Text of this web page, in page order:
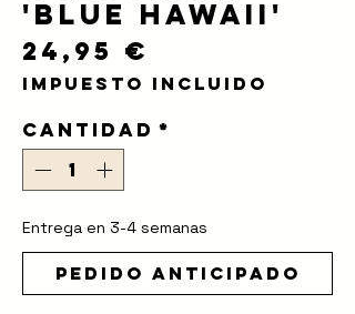
'Blue Hawaii'
24,95 €
Impuesto incluido
Cantidad *
Entrega en 3-4 semanas
Pedido anticipado